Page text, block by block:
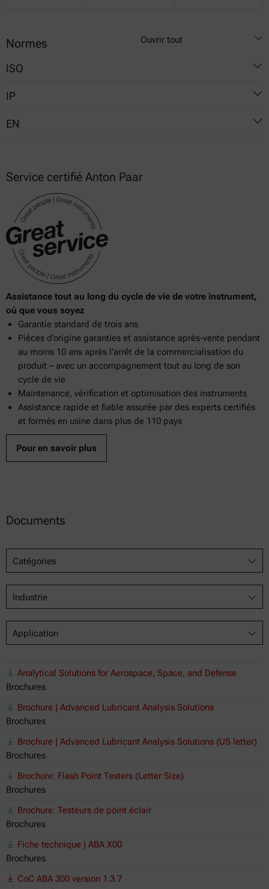
Normes Ouvrir tout
ISO
1516
1523
IP
170
492
EN
Service certifié Anton Paar
Assistance tout au long du cycle de vie de votre instrument,
où que vous soyez
Garantie standard de trois ans
Pièces d’origine garanties et assistance après-vente pendant
au moins 10 ans après l’arrêt de la commercialisation du
produit – avec un accompagnement tout au long de son
cycle de vie
Maintenance, vérification et optimisation des instruments
Assistance rapide et fiable assurée par des experts certifiés
et formés en usine dans plus de 110 pays
Pour en savoir plus
Documents
Catégories
Industrie
Application
Analytical Solutions for Aerospace, Space, and Defense
Brochures
Brochure | Advanced Lubricant Analysis Solutions
Brochures
Brochure | Advanced Lubricant Analysis Solutions (US letter)
Brochures
Brochure: Flash Point Testers (Letter Size)
Brochures
Brochure: Testeurs de point éclair
Brochures
Fiche technique | ABA X00
Brochures
CoC ABA 300 version 1.3.7